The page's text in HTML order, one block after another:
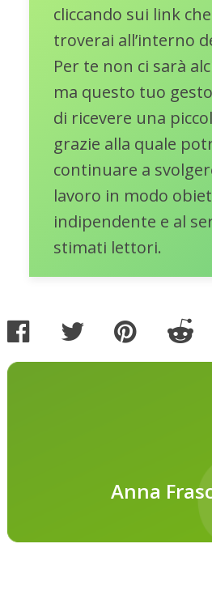
cliccando sui link
troverai all’interno
Per te non ci sarà
ma questo tuo
di ricevere una
grazie alla quale
continuare a
lavoro in modo
indipendente e al
stimati lettori.
Anna